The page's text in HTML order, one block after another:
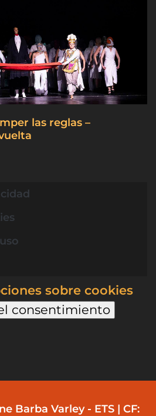
las reglas –
sobre cookies
consentimiento
Barba Varley - ETS | CF: